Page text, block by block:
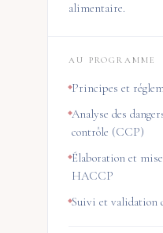
alimentaire.
AU PROGRAMME
Principes et
Analyse des
contrôle (CCP)
Élaboration et
HACCP
Suivi et validation